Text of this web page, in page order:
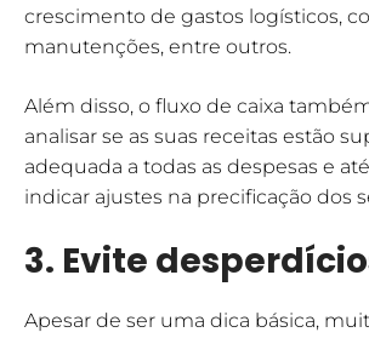
crescimento de gastos logísticos,
manutenções, entre outros.
Além disso, o fluxo de caixa
analisar se as suas receitas estão
adequada a todas as despesas e
indicar ajustes na precificação dos
3. Evite
Apesar de ser uma dica básica,